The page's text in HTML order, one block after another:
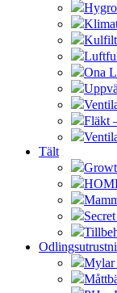
Ona
Fläkt
Tält
Mylar